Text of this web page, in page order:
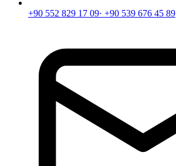
+90 552 829 17 09· +90 539 676 45 89